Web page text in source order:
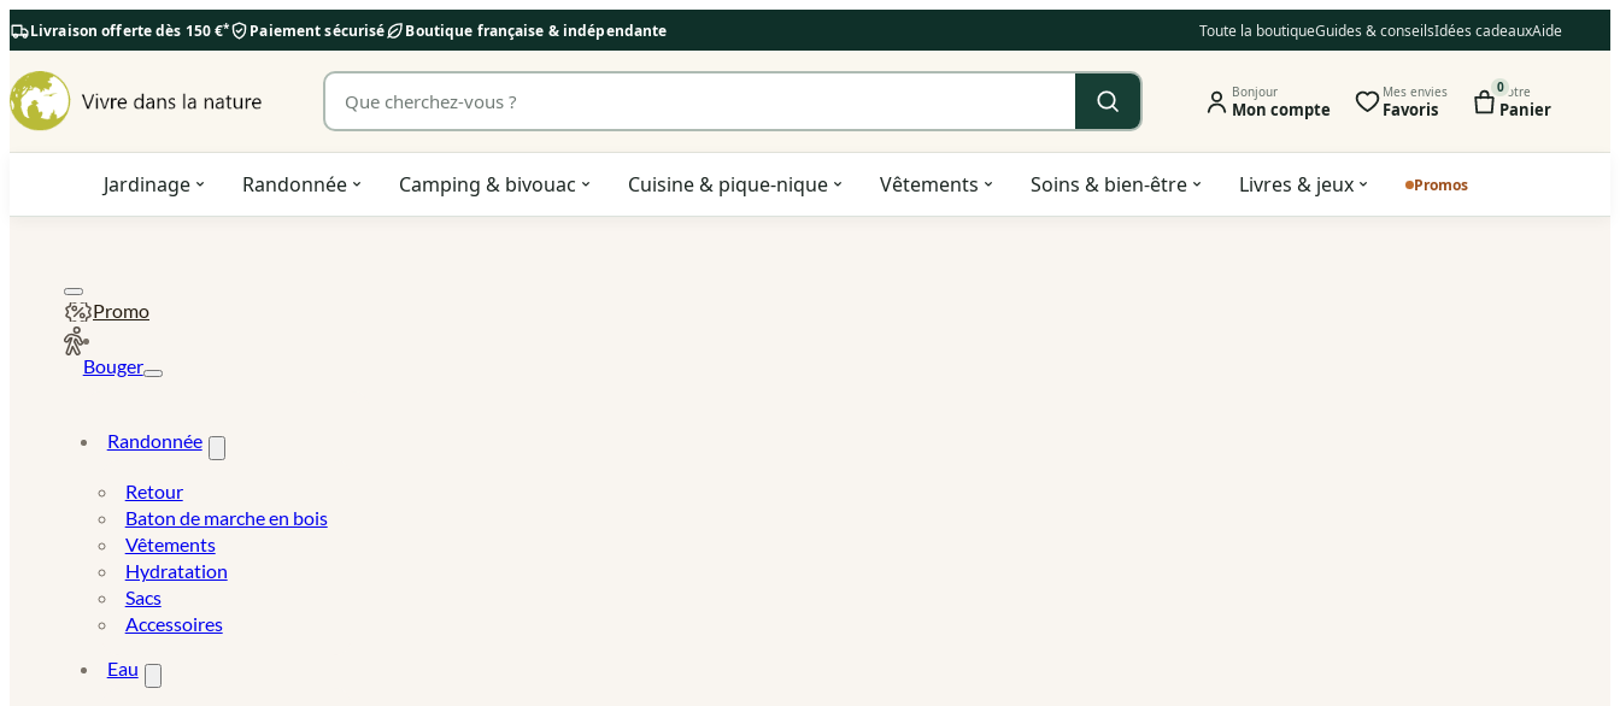
Livraison offerte dès 150 €* Paiement sécurisé Boutique française & indépendante Toute la boutiqueGuides & conseilsIdées cadeauxAide
Rechercher un produit Bonjour
Mon compte
Mes envies
Favoris
0Votre
Panier
Jardinage Randonnée Camping & bivouac Cuisine & pique-nique Vêtements Soins & bien-être Livres & jeux Promos
Promo
Bouger
Randonnée
Retour
Baton de marche en bois
Vêtements
Hydratation
Sacs
Accessoires
Eau